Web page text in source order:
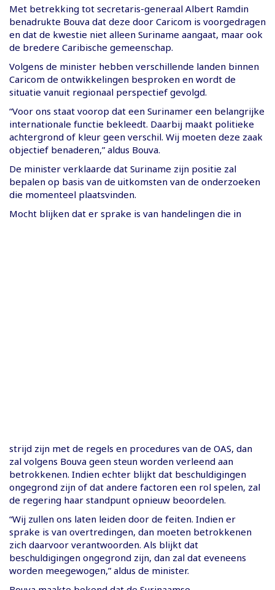
Met betrekking tot secretaris-generaal Albert Ramdin
benadrukte Bouva dat deze door Caricom is voorgedragen
en dat de kwestie niet alleen Suriname aangaat, maar ook
de bredere Caribische gemeenschap.
Volgens de minister hebben verschillende landen binnen
Caricom de ontwikkelingen besproken en wordt de
situatie vanuit regionaal perspectief gevolgd.
“Voor ons staat voorop dat een Surinamer een belangrijke
internationale functie bekleedt. Daarbij maakt politieke
achtergrond of kleur geen verschil. Wij moeten deze zaak
objectief benaderen,” aldus Bouva.
De minister verklaarde dat Suriname zijn positie zal
bepalen op basis van de uitkomsten van de onderzoeken
die momenteel plaatsvinden.
Mocht blijken dat er sprake is van handelingen die in
strijd zijn met de regels en procedures van de OAS, dan
zal volgens Bouva geen steun worden verleend aan
betrokkenen. Indien echter blijkt dat beschuldigingen
ongegrond zijn of dat andere factoren een rol spelen, zal
de regering haar standpunt opnieuw beoordelen.
“Wij zullen ons laten leiden door de feiten. Indien er
sprake is van overtredingen, dan moeten betrokkenen
zich daarvoor verantwoorden. Als blijkt dat
beschuldigingen ongegrond zijn, dan zal dat eveneens
worden meegewogen,” aldus de minister.